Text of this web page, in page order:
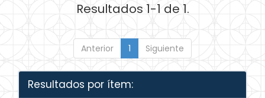
Resultados 1-1 de 1.
Anterior 1 Siguiente
Resultados por ítem: